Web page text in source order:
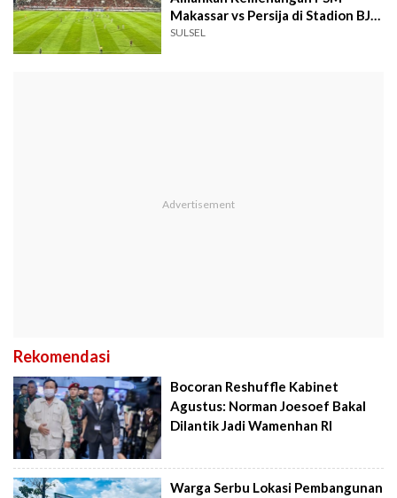
Makassar vs Persija di Stadion BJ
Habibie
SULSEL
Rekomendasi
Bocoran Reshuffle Kabinet
Agustus: Norman Joesoef Bakal
Dilantik Jadi Wamenhan RI
Warga Serbu Lokasi Pembangunan